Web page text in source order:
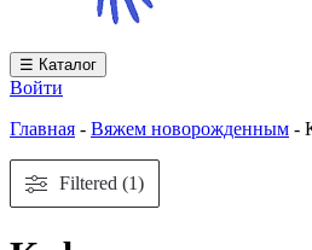
☰ Каталог
Войти
Главная - Вяжем новорожденным -
Filtered (1)